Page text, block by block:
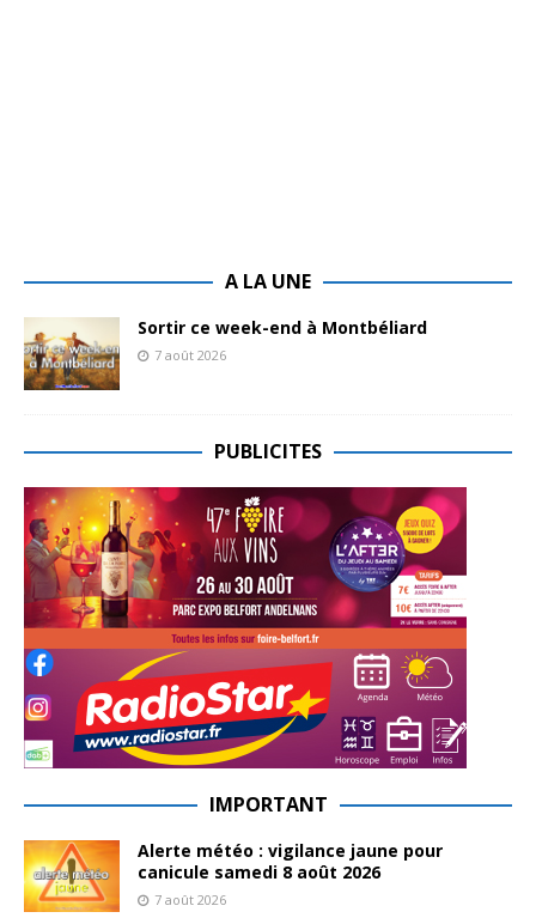
A LA UNE
Sortir ce week-end à Montbéliard
7 août 2026
PUBLICITES
IMPORTANT
Alerte météo : vigilance jaune pour
canicule samedi 8 août 2026
7 août 2026